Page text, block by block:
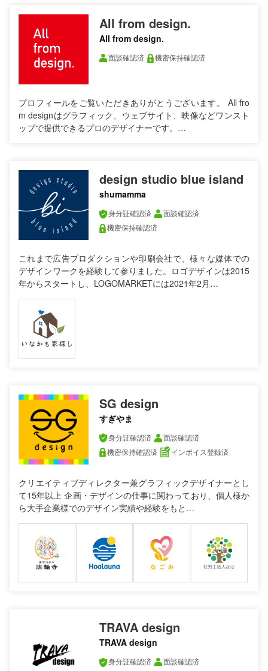
All from design.
All from design.
面談確認済 機密保持確認済
プロフィールをご覧いただきありがとうございます。 All fro
m designはグラフィック、ウェブサイト、映像などワンスト
ップで提供できるプロのデザイナーです。…
design studio blue island
shumamma
身分証確認済
面談確認済
機密保持確認済
これまで広告プロダクションや印刷会社で、様々な媒体での
デザインワークを経験して参りました。ロゴデザインは2015
年からスタートし、LOGOMARKETには2021年2月…
SG design
すぎやま
身分証確認済
面談確認済
機密保持確認済
インボイス登録済
クリエイティブディレクター兼グラフィックデザイナーとし
て15年以上 企画・デザインの仕事に関わっており、個人様か
ら大手企業様でのデザイン実績や経験をもと…
TRAVA design
TRAVA design
身分証確認済
面談確認済